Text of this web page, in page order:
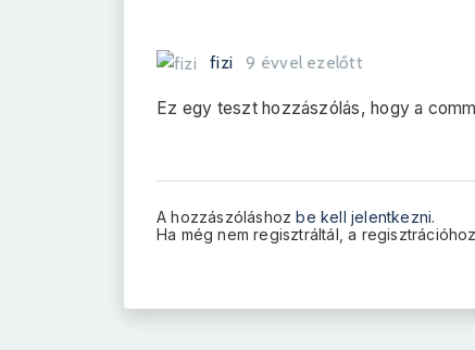
fizi 9 évvel ezelőtt
Ez egy teszt hozzászólás, hogy a
A hozzászóláshozbe kell jelentkezni.
Ha még nem regisztráltál, a regisztrációhoz